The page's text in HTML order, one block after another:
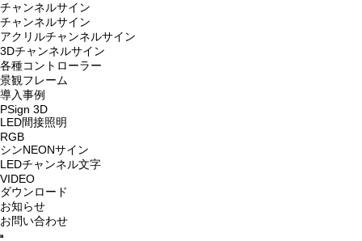
チャンネルサイン
チャンネルサイン
アクリルチャンネルサイン
3Dチャンネルサイン
各種コントローラー
景観フレーム
導入事例
PSign 3D
LED間接照明
RGB
シンNEONサイン
LEDチャンネル文字
VIDEO
ダウンロード
お知らせ
お問い合わせ